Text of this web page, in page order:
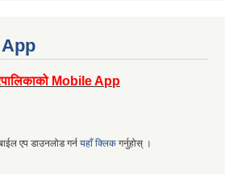
App
Mobile App
एप डाउनलोड गर्न यहाँ क्लिक गर्नुहोस् ।